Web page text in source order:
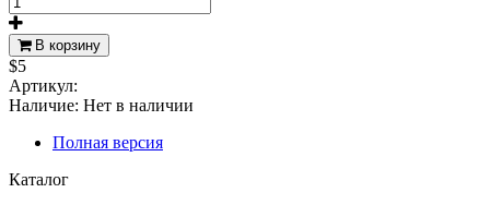
В корзину
$5
Артикул:
Наличие: Нет в наличии
Полная версия
Каталог